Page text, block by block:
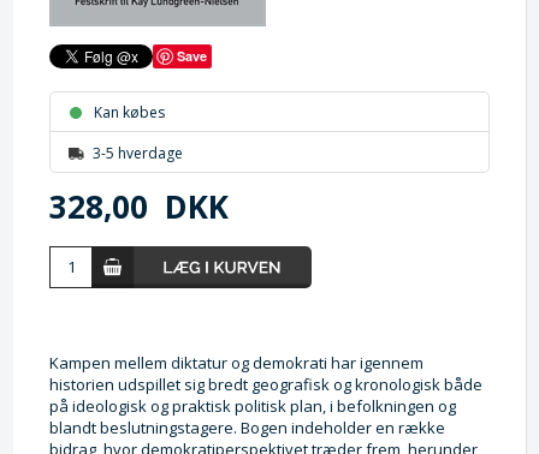
Save
Kan købes
3-5 hverdage
328,00 DKK
Kampen mellem diktatur og demokrati har igennem
historien udspillet sig bredt geografisk og kronologisk både
på ideologisk og praktisk politisk plan, i befolkningen og
blandt beslutningstagere. Bogen indeholder en række
bidrag, hvor demokratiperspektivet træder frem, herunder